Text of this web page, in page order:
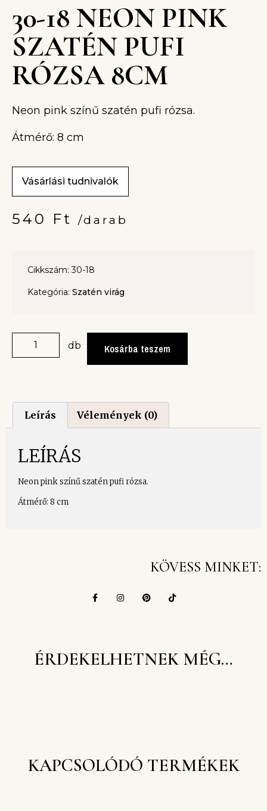
30-18 NEON PINK
SZATÉN PUFI
RÓZSA 8CM
Neon pink színű szatén pufi rózsa.
Átmérő: 8 cm
Vásárlási tudnivalók
540 Ft /darab
Cikkszám: 30-18
Kategória: Szatén virág
db Kosárba teszem
Leírás Vélemények (0)
LEÍRÁS
Neon pink színű szatén pufi rózsa.
Átmérő: 8 cm
KÖVESS MINKET:
ÉRDEKELHETNEK MÉG…
KAPCSOLÓDÓ TERMÉKEK